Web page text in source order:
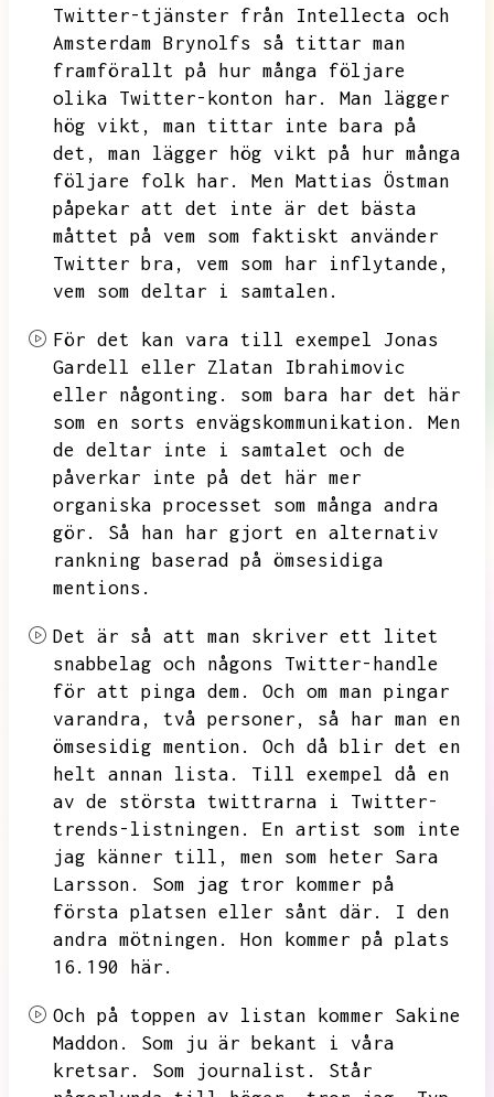
Twitter-tjänster från Intellecta och
Amsterdam Brynolfs så tittar man
framförallt på hur många följare
olika Twitter-konton har.
Man lägger
hög vikt,
man tittar inte bara på
det,
man lägger hög vikt på hur många
följare folk har.
Men Mattias Östman
påpekar att det inte är det bästa
måttet på vem som faktiskt använder
Twitter bra,
vem som har inflytande,
vem som deltar i samtalen.
För det kan vara till exempel Jonas
Gardell eller Zlatan Ibrahimovic
eller någonting.
som bara har det här
som en sorts envägskommunikation.
Men
de deltar inte i samtalet och de
påverkar inte på det här mer
organiska processet som många andra
gör.
Så han har gjort en alternativ
rankning baserad på ömsesidiga
mentions.
Det är så att man skriver ett litet
snabbelag och någons Twitter-handle
för att pinga dem.
Och om man pingar
varandra,
två personer,
så har man en
ömsesidig mention.
Och då blir det en
helt annan lista.
Till exempel då en
av de största twittrarna i Twitter-
trends-listningen.
En artist som inte
jag känner till,
men som heter Sara
Larsson.
Som jag tror kommer på
första platsen eller sånt där.
I den
andra mötningen.
Hon kommer på plats
16.190 här.
Och på toppen av listan kommer Sakine
Maddon.
Som ju är bekant i våra
kretsar.
Som journalist.
Står